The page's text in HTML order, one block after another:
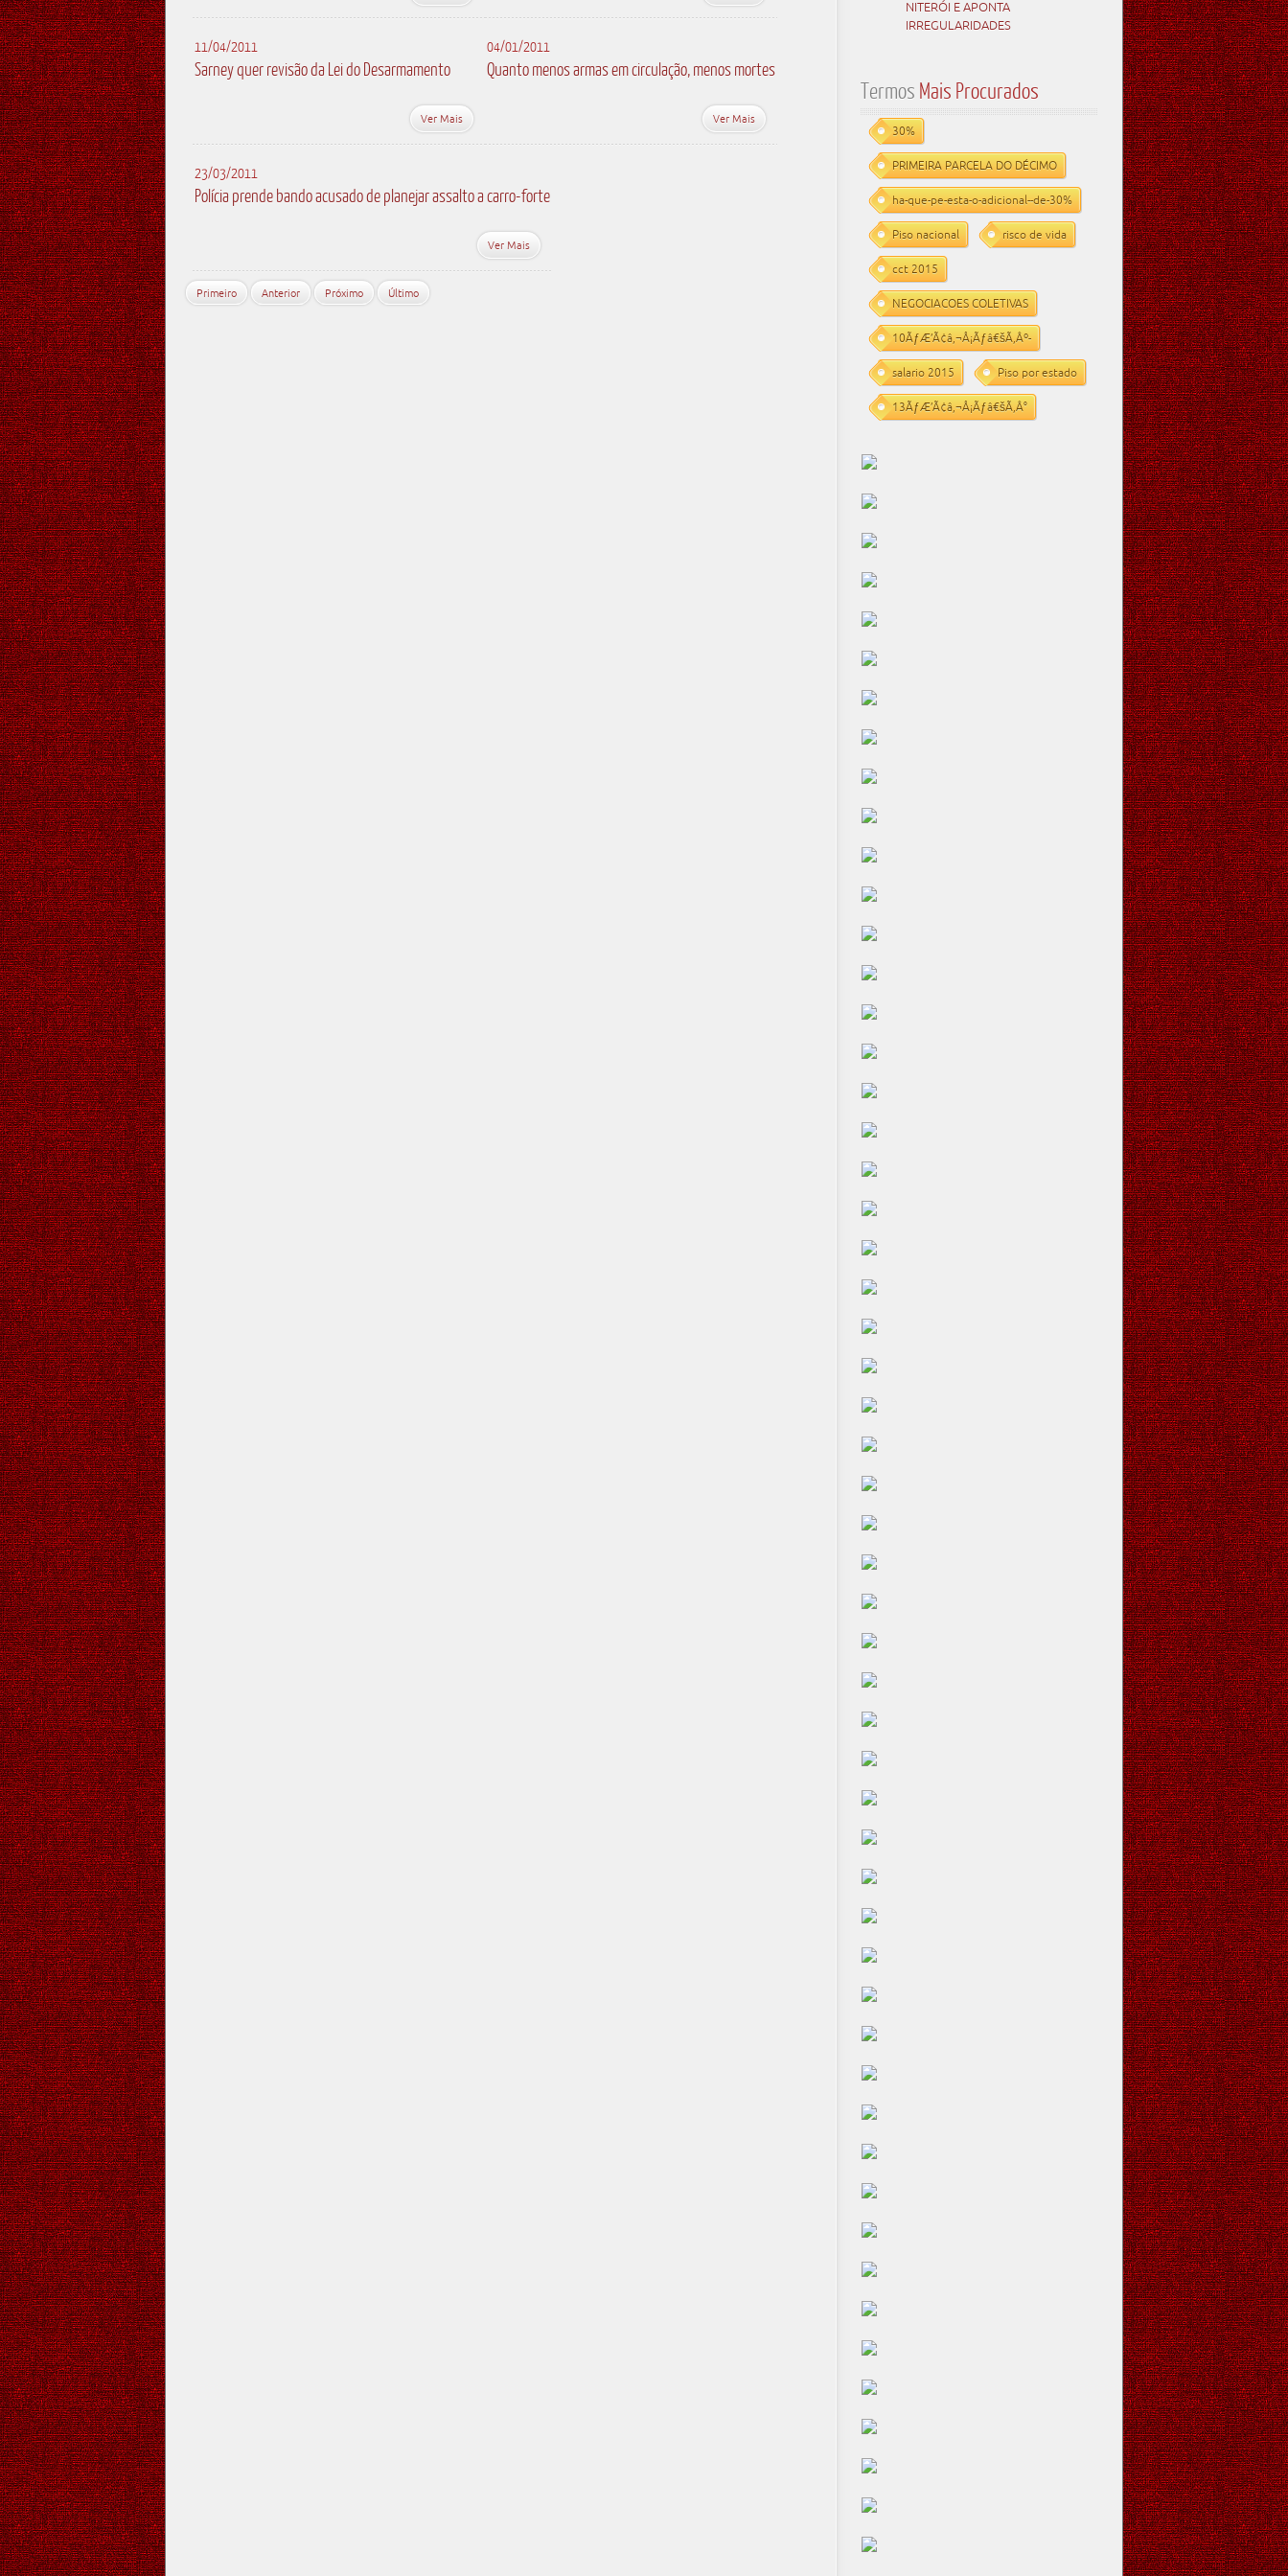
11/04/2011
Sarney quer revisão da Lei do Desarmamento
Ver Mais
04/01/2011
Quanto menos armas em circulação, menos mortes
Ver Mais
23/03/2011
Polícia prende bando acusado de planejar assalto a carro-forte
Ver Mais
Primeiro Anterior Próximo Último
NITERÓI E APONTA
IRREGULARIDADES
Termos Mais Procurados
30%
PRIMEIRA PARCELA DO DÉCIMO
ha-que-pe-esta-o-adicional--de-30%
Piso nacional risco de vida
cct 2015
NEGOCIACOES COLETIVAS
10ÃƒÆ’Ã¢â‚¬Å¡Ãƒâ€šÃ‚Âº-
salario 2015 Piso por estado
13ÃƒÆ’Ã¢â‚¬Å¡Ãƒâ€šÃ‚Â°